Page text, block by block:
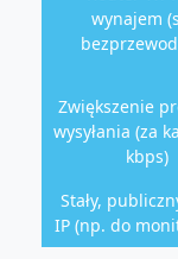
wynajem
Zwiększenie
wysyłania (za
kbps)
Stały,
IP (np. do